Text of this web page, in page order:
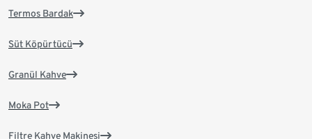
Termos Bardak
Süt Köpürtücü
Granül Kahve
Moka Pot
Filtre Kahve Makinesi